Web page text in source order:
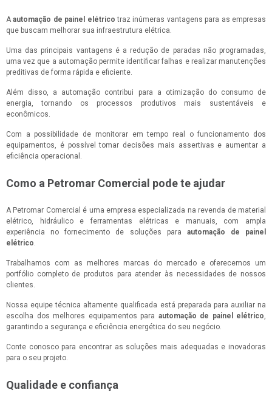
Aautomação de painel elétrico traz inúmeras vantagens para as empresas
que buscam melhorar sua infraestrutura elétrica.
Uma das principais vantagens é a redução de paradas não programadas,
uma vez que a automação permite identificar falhas e realizar manutenções
preditivas de forma rápida e eficiente.
Além disso, a automação contribui para a otimização do consumo de
energia, tornando os processos produtivos mais sustentáveis e
econômicos.
Com a possibilidade de monitorar em tempo real o funcionamento dos
equipamentos, é possível tomar decisões mais assertivas e aumentar a
eficiência operacional.
Como a Petromar Comercial pode te ajudar
A Petromar Comercial é uma empresa especializada na revenda de material
elétrico, hidráulico e ferramentas elétricas e manuais, com ampla
experiência no fornecimento de soluções para automação de painel
elétrico.
Trabalhamos com as melhores marcas do mercado e oferecemos um
portfólio completo de produtos para atender às necessidades de nossos
clientes.
Nossa equipe técnica altamente qualificada está preparada para auxiliar na
escolha dos melhores equipamentos para automação de painel elétrico,
garantindo a segurança e eficiência energética do seu negócio.
Conte conosco para encontrar as soluções mais adequadas e inovadoras
para o seu projeto.
Qualidade e confiança